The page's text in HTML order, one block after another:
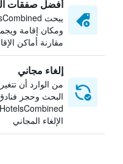
أفضل صفقات
ومكان إقامة
مقارنة أماكن
إلغاء مجاني
من الوارد أن
البحث وحجز
الإلغاء المجاني